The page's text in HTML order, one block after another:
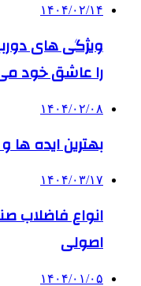
۱۴۰۴/۰۲/۱۴
ویژگی های
را عاشق خود
۱۴۰۴/۰۲/۰۸
بهترین ایده ها
۱۴۰۴/۰۳/۱۷
انواع فاضلاب
اصولی
۱۴۰۴/۰۱/۰۵